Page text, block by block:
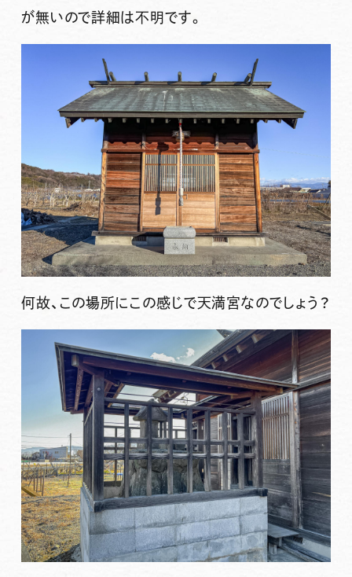
が無いので詳細は不明です。
何故、この場所にこの感じで天満宮なのでしょう？